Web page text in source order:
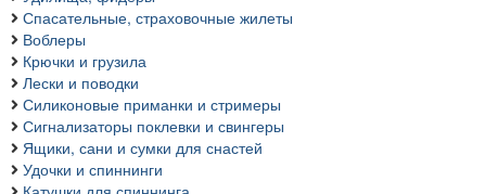
Спасательные, страховочные жилеты
Воблеры
Крючки и грузила
Лески и поводки
Силиконовые приманки и стримеры
Сигнализаторы поклевки и свингеры
Ящики, сани и сумки для снастей
Удочки и спиннинги